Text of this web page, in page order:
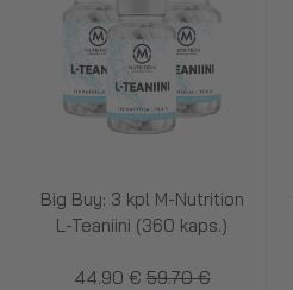
Big Buy: 3 kpl M-Nutrition
L-Teaniini (360 kaps.)
44.90 € 59.70 €